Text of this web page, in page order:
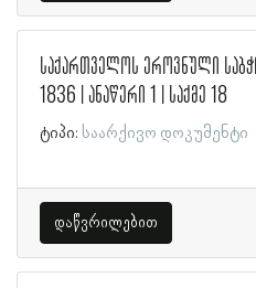
საქართველოს ეროვნული
1836 | ანაწერი 1 | საქმე 18
ტიპი: საარქივო დოკუმენტი
დაწვრილებით